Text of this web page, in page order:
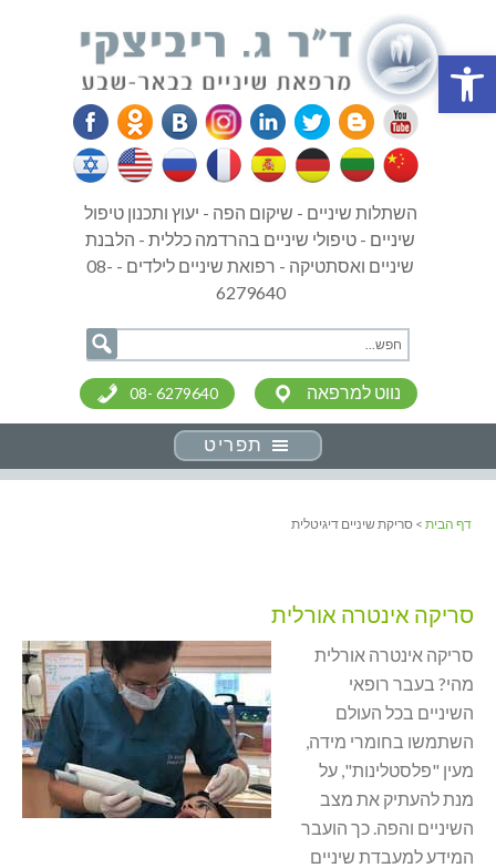
פתח סרגל נגישות
השתלות שיניים - שיקום הפה - יעוץ ותכנון טיפול
שיניים - טיפולי שיניים בהרדמה כללית - הלבנת
שיניים ואסתטיקה - רפואת שיניים לילדים - 08-
6279640
08- 6279640 נווט למרפאה
תפריט
דף הבית > סריקת שיניים דיגיטלית
סריקה אינטרה אורלית
סריקה אינטרה אורלית
מהי? בעבר רופאי
השיניים בכל העולם
השתמשו בחומרי מידה,
מעין "פלסטלינות", על
מנת להעתיק את מצב
השיניים והפה. כך הועבר
המידע למעבדת שיניים